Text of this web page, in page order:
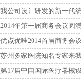
我公司设计研发的新一代
2014年第一届商务会议圆
优点优唯2014首届商务会
苏州多家医院知名专家来
第17届中国国际医疗器械